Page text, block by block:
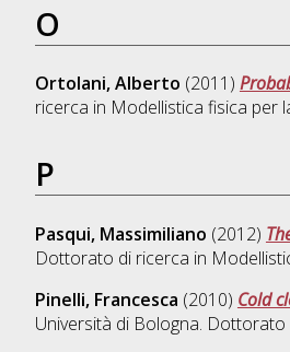
O
Ortolani, Alberto (2011)
ricerca in Modellistica fisica per
P
Pasqui, Massimiliano (2012)
Dottorato di ricerca in
Pinelli, Francesca (2010) Cold
Università di Bologna. Dottorato